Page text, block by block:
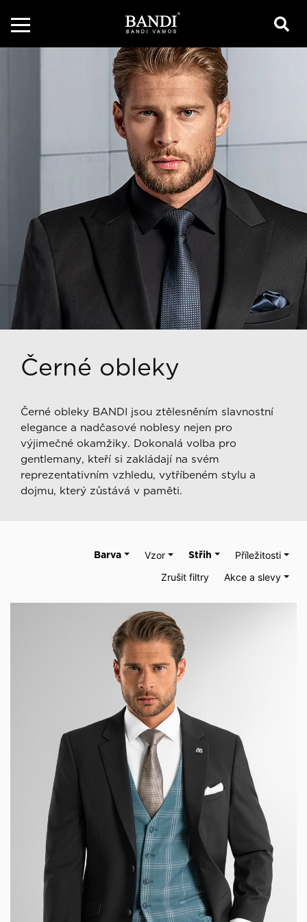
Černé obleky
Černé obleky BANDI jsou ztělesněním slavnostní
elegance a nadčasové noblesy nejen pro
výjimečné okamžiky. Dokonalá volba pro
gentlemany, kteří si zakládají na svém
reprezentativním vzhledu, vytříbeném stylu a
dojmu, který zůstává v paměti.
Příležitosti
Střih
Vzor
Barva
Akce a slevy
Zrušit filtry